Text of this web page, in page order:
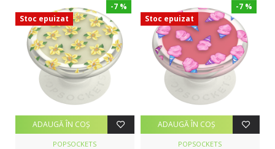
-7 %
Stoc epuizat
POPSOCKETS
ADAUGĂ ÎN COŞ
-7 %
Stoc epuizat
POPSOCKETS
ADAUGĂ ÎN COŞ